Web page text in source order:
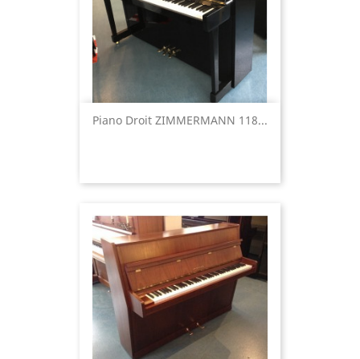
Piano Droit ZIMMERMANN 118...